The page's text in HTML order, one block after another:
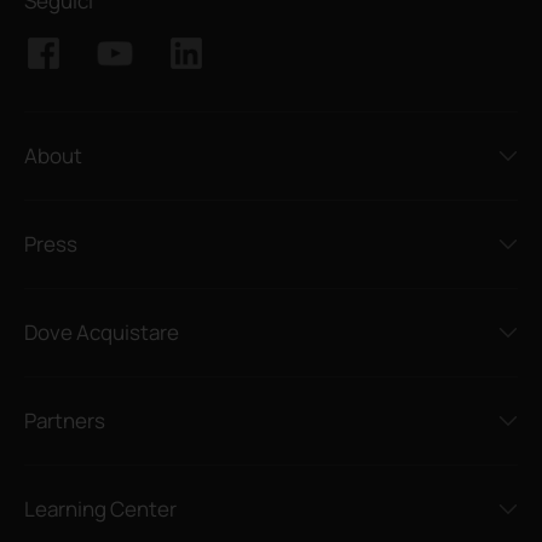
About
Press
Dove Acquistare
Partners
Learning Center